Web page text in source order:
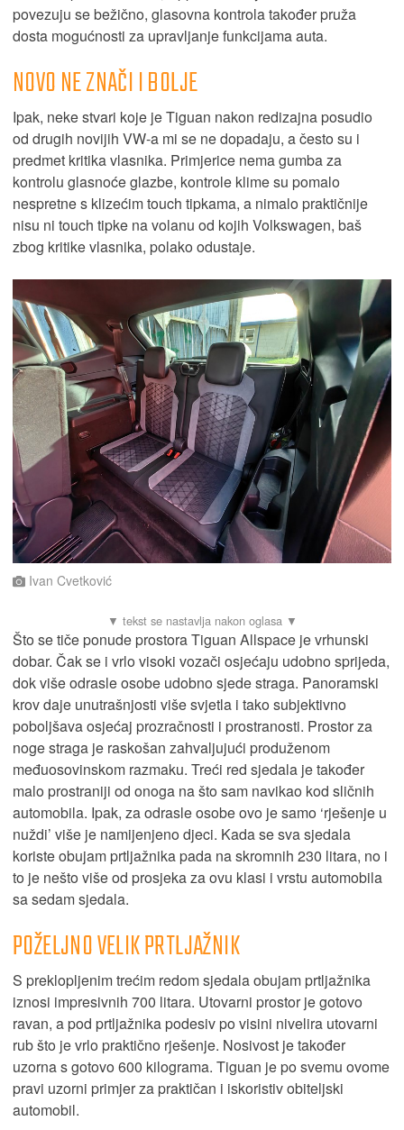
povezuju se bežično, glasovna kontrola također pruža
dosta mogućnosti za upravljanje funkcijama auta.
NOVO NE ZNAČI I BOLJE
Ipak, neke stvari koje je Tiguan nakon redizajna posudio
od drugih novijih VW-a mi se ne dopadaju, a često su i
predmet kritika vlasnika. Primjerice nema gumba za
kontrolu glasnoće glazbe, kontrole klime su pomalo
nespretne s klizećim touch tipkama, a nimalo praktičnije
nisu ni touch tipke na volanu od kojih Volkswagen, baš
zbog kritike vlasnika, polako odustaje.
Ivan Cvetković
Što se tiče ponude prostora Tiguan Allspace je vrhunski
dobar. Čak se i vrlo visoki vozači osjećaju udobno sprijeda,
dok više odrasle osobe udobno sjede straga. Panoramski
krov daje unutrašnjosti više svjetla i tako subjektivno
poboljšava osjećaj prozračnosti i prostranosti. Prostor za
noge straga je raskošan zahvaljujući produženom
međuosovinskom razmaku. Treći red sjedala je također
malo prostraniji od onoga na što sam navikao kod sličnih
automobila. Ipak, za odrasle osobe ovo je samo ‘rješenje u
nuždi’ više je namijenjeno djeci. Kada se sva sjedala
koriste obujam prtljažnika pada na skromnih 230 litara, no i
to je nešto više od prosjeka za ovu klasi i vrstu automobila
sa sedam sjedala.
POŽELJNO VELIK PRTLJAŽNIK
S preklopljenim trećim redom sjedala obujam prtljažnika
iznosi impresivnih 700 litara. Utovarni prostor je gotovo
ravan, a pod prtljažnika podesiv po visini nivelira utovarni
rub što je vrlo praktično rješenje. Nosivost je također
uzorna s gotovo 600 kilograma. Tiguan je po svemu ovome
pravi uzorni primjer za praktičan i iskoristiv obiteljski
automobil.